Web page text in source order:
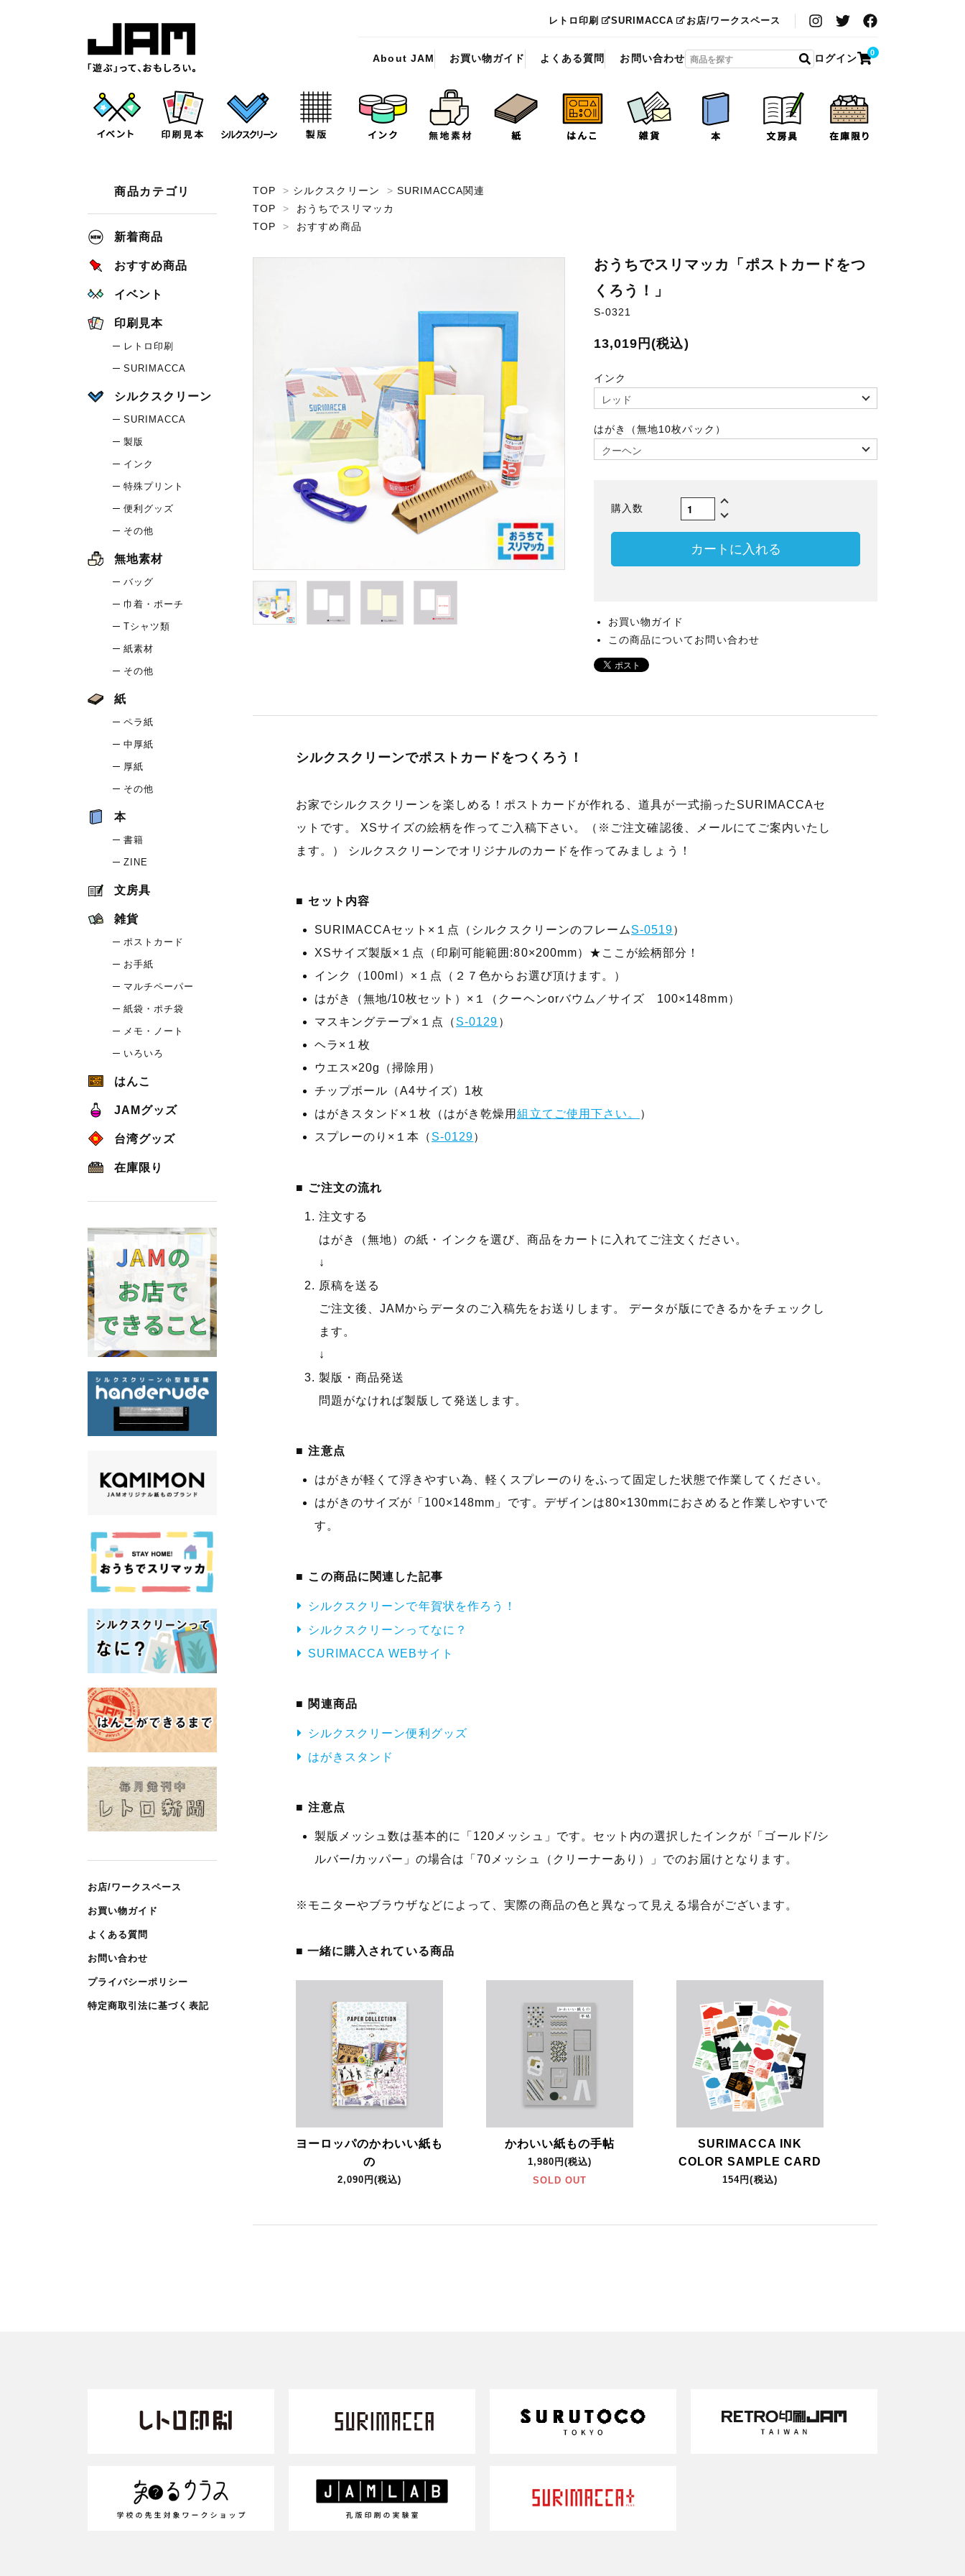
レトロ印刷 SURIMACCA お店/ワークスペース
About JAM お買い物ガイド よくある質問 お問い合わせ ログイン 0
TOP > シルクスクリーン > SURIMACCA関連
TOP
>
おうちでスリマッカ
TOP
> おすすめ商品
おうちでスリマッカ「ポストカードをつ
くろう！」
S-0321
13,019円(税込)
インク
はがき（無地10枚パック）
購入数
カートに入れる
お買い物ガイド
この商品についてお問い合わせ
シルクスクリーンでポストカードをつくろう！
お家でシルクスクリーンを楽しめる！ポストカードが作れる、道具が一式揃ったSURIMACCAセ
ットです。 XSサイズの絵柄を作ってご入稿下さい。（※ご注文確認後、メールにてご案内いたし
ます。） シルクスクリーンでオリジナルのカードを作ってみましょう！
セット内容
SURIMACCAセット×１点（シルクスクリーンのフレーム S-0519）
XSサイズ製版×１点（印刷可能範囲:80×200mm）★ここが絵柄部分！
インク（100ml）×１点（２７色からお選び頂けます。）
はがき（無地/10枚セット）×１（クーヘンorバウム／サイズ 100×148mm）
マスキングテープ×１点（ S-0129 ）
ヘラ×１枚
ウエス×20g（掃除用）
チップボール（A4サイズ）1枚
はがきスタンド×１枚（はがき乾燥用組立てご使用下さい。
）
スプレーのり×１本（ S-0129）
ご注文の流れ
注文する
はがき（無地）の紙・インクを選び、商品をカートに入れてご注文ください。
↓
原稿を送る
ご注文後、JAMからデータのご入稿先をお送りします。 データが版にできるかをチェックし
ます。
↓
製版・商品発送
問題がなければ製版して発送します。
注意点
はがきが軽くて浮きやすい為、軽くスプレーのりをふって固定した状態で作業してください。
はがきのサイズが「100×148mm」です。デザインは80×130mmにおさめると作業しやすいで
す。
この商品に関連した記事
シルクスクリーンで年賀状を作ろう！
シルクスクリーンってなに？
SURIMACCA WEBサイト
関連商品
シルクスクリーン便利グッズ
はがきスタンド
注意点
製版メッシュ数は基本的に「120メッシュ」です。セット内の選択したインクが「ゴールド/シ
ルバー/カッパー」の場合は「70メッシュ（クリーナーあり）」でのお届けとなります。
※モニターやブラウザなどによって、実際の商品の色と異なって見える場合がございます。
■ 一緒に購入されている商品
ヨーロッパのかわいい紙も
の
2,090円(税込)
かわいい紙もの手帖
1,980円(税込)
SOLD OUT
SURIMACCA INK
COLOR SAMPLE CARD
154円(税込)
商品カテゴリ
新着商品
おすすめ商品
イベント
印刷見本
レトロ印刷
SURIMACCA
シルクスクリーン
SURIMACCA
製版
インク
特殊プリント
便利グッズ
その他
無地素材
バッグ
巾着・ポーチ
Tシャツ類
紙素材
その他
紙
ペラ紙
中厚紙
厚紙
その他
本
書籍
ZINE
文房具
雑貨
ポストカード
お手紙
マルチペーパー
紙袋・ポチ袋
メモ・ノート
いろいろ
はんこ
JAMグッズ
台湾グッズ
在庫限り
お店/ワークスペース
お買い物ガイド
よくある質問
お問い合わせ
プライバシーポリシー
特定商取引法に基づく表記